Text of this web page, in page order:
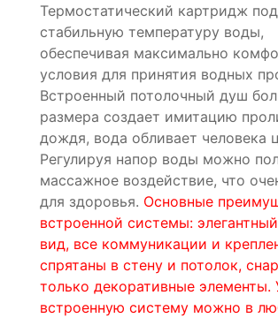
Термостатический картридж
стабильную температуру воды,
обеспечивая максимально
условия для принятия водных
Встроенный потолочный душ
размера создает имитацию
дождя, вода обливает человека
Регулируя напор воды можно
массажное воздействие, что
для здоровья. Основные
встроенной системы:
вид, все коммуникации и
спрятаны в стену и потолок,
только декоративные элементы.
встроенную систему можно в